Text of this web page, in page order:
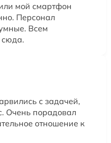
мой смартфон
Персонал
Всем
с задачей,
Очень порадовал
отношение к